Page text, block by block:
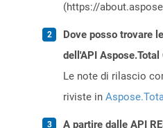
(https://
Dove posso trovare
dell'API Aspose.Total
Le note di rilascio
riviste in
A partire dalle API